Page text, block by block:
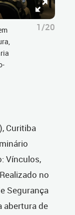
1/20
Curitiba
Vínculos,
no
Segurança
abertura de